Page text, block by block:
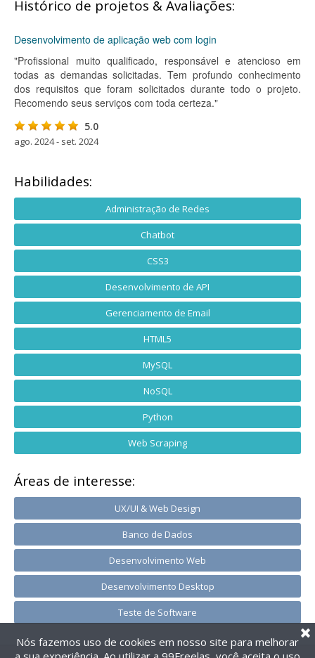
Histórico de projetos & Avaliações:
Desenvolvimento de aplicação web com login
"Profissional muito qualificado, responsável e atencioso em
todas as demandas solicitadas. Tem profundo conhecimento
dos requisitos que foram solicitados durante todo o projeto.
Recomendo seus serviços com toda certeza."
5.0
ago. 2024 - set. 2024
Habilidades:
Administração de Redes
Chatbot
CSS3
Desenvolvimento de API
Gerenciamento de Email
HTML5
MySQL
NoSQL
Python
Web Scraping
Áreas de interesse:
UX/UI & Web Design
Banco de Dados
Desenvolvimento Web
Desenvolvimento Desktop
Teste de Software
Nós fazemos uso de cookies em nosso site para melhorar